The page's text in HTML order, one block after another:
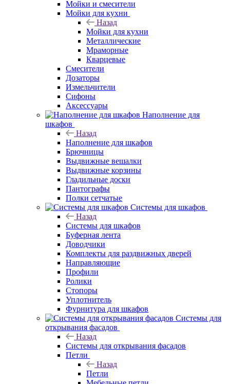
Мойки и смесители
Мойки для кухни
Назад
Мойки для кухни
Металлические
Мраморные
Кварцевые
Смесители
Дозаторы
Измельчители
Сифоны
Аксессуары
Наполнение для
шкафов
Назад
Наполнение для шкафов
Брючницы
Выдвижные вешалки
Выдвижные корзины
Гладильные доски
Пантографы
Полки сетчатые
Системы для шкафов
Назад
Системы для шкафов
Буферная лента
Доводчики
Комплекты для раздвижных дверей
Направляющие
Профили
Ролики
Стопоры
Уплотнитель
Фурнитура для шкафов
Системы для
открывания фасадов
Назад
Системы для открывания фасадов
Петли
Назад
Петли